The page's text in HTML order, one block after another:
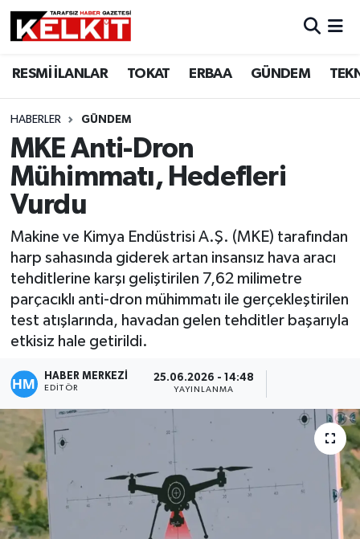
RESMİ İLANLAR TOKAT ERBAA GÜNDEM
HABERLER GÜNDEM
MKE Anti-Dron
Mühimmatı, Hedefleri
Vurdu
Makine ve Kimya Endüstrisi A.Ş. (MKE) tarafından
harp sahasında giderek artan insansız hava aracı
tehditlerine karşı geliştirilen 7,62 milimetre
parçacıklı anti-dron mühimmatı ile gerçekleştirilen
test atışlarında, havadan gelen tehditler başarıyla
etkisiz hale getirildi.
HABER MERKEZİ
EDITÖR
25.06.2026 - 14:48
YAYINLANMA